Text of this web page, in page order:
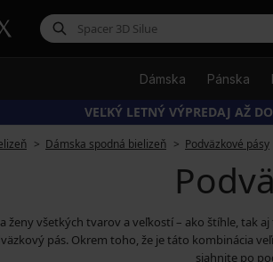
Dámska Pánska
VEĽKÝ LETNÝ VÝPREDAJ AŽ
Dámska spodná bielizeň Podväzkové pásy
ženy všetkých tvarov a veľkostí – ako štíhle, tak
pás. Okrem toho, že je táto kombinácia
siahnite po